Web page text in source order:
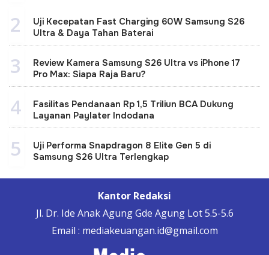
2
Uji Kecepatan Fast Charging 60W Samsung S26
Ultra & Daya Tahan Baterai
3
Review Kamera Samsung S26 Ultra vs iPhone 17
Pro Max: Siapa Raja Baru?
4
Fasilitas Pendanaan Rp 1,5 Triliun BCA Dukung
Layanan Paylater Indodana
5
Uji Performa Snapdragon 8 Elite Gen 5 di
Samsung S26 Ultra Terlengkap
Kantor Redaksi
Jl. Dr. Ide Anak Agung Gde Agung Lot 5.5-5.6
Email : mediakeuangan.id@gmail.com